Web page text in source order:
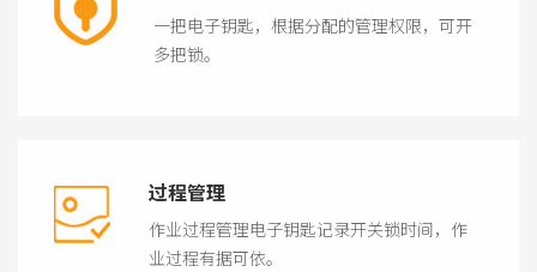
一把电子钥匙，根据分配的管理权限，可开
多把锁。
过程管理
作业过程管理电子钥匙记录开关锁时间，作
业过程有据可依。